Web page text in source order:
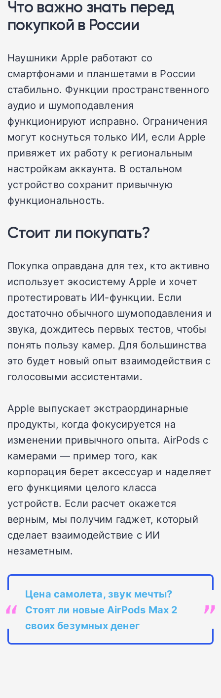
Что важно знать перед
покупкой в России
Наушники Apple работают со
смартфонами и планшетами в России
стабильно. Функции пространственного
аудио и шумоподавления
функционируют исправно. Ограничения
могут коснуться только ИИ, если Apple
привяжет их работу к региональным
настройкам аккаунта. В остальном
устройство сохранит привычную
функциональность.
Стоит ли покупать?
Покупка оправдана для тех, кто активно
использует экосистему Apple и хочет
протестировать ИИ-функции. Если
достаточно обычного шумоподавления и
звука, дождитесь первых тестов, чтобы
понять пользу камер. Для большинства
это будет новый опыт взаимодействия с
голосовыми ассистентами.
Apple выпускает экстраординарные
продукты, когда фокусируется на
изменении привычного опыта. AirPods с
камерами — пример того, как
корпорация берет аксессуар и наделяет
его функциями целого класса
устройств. Если расчет окажется
верным, мы получим гаджет, который
сделает взаимодействие с ИИ
незаметным.
Цена самолета, звук мечты?
Стоят ли новые AirPods Max 2
своих безумных денег